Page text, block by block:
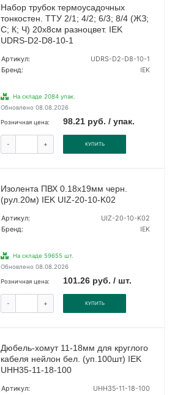
Набор трубок термоусадочных
тонкостен. ТТУ 2/1; 4/2; 6/3; 8/4 (ЖЗ;
С; К; Ч) 20х8см разноцвет. IEK
UDRS-D2-D8-10-1
Артикул:
UDRS-D2-D8-10-1
Бренд:
IEK
На складе 2084 упак.
Обновлено 08.08.2026
Розничная цена: 98.21 руб. / упак.
- + КУПИТЬ
Изолента ПВХ 0.18х19мм черн.
(рул.20м) IEK UIZ-20-10-K02
Артикул:
UIZ-20-10-K02
Бренд:
IEK
На складе 59655 шт.
Обновлено 08.08.2026
Розничная цена: 101.26 руб. / шт.
- + КУПИТЬ
Дюбель-хомут 11-18мм для круглого
кабеля нейлон бел. (уп.100шт) IEK
UHH35-11-18-100
Артикул:
UHH35-11-18-100